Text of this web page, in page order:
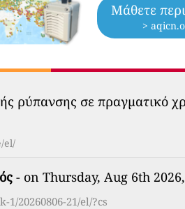
Μάθετε
>
ρύπανσης σε πραγματικό
el/
- on Thursday, Aug 6th
20260806-21/el/?cs